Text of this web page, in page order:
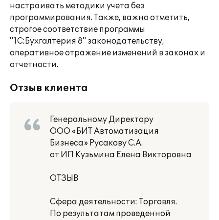
настраивать методики учета без
программирования. Также, важно отметить,
строгое соответствие программы
"1С:Бухгалтерия 8" законодательству,
оперативное отражение изменений в законах и
отчетности.
Отзыв клиента
Генеральному Директору
ООО «БИТ Автоматизация
Бизнеса» Русакову С.А.
от ИП Кузьмина Елена Викторовна
ОТЗЫВ
Сфера деятельности: Торговля.
По результатам проведенной